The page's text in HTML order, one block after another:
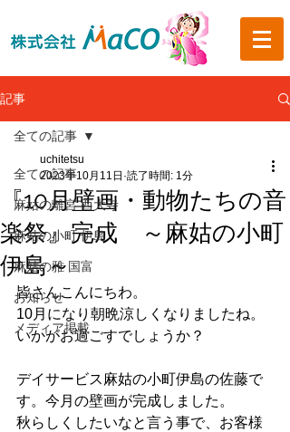
記事
全ての記事
麻姑の離宮 西大寺
麻姑の小町 伊島
麻姑の雅 国富
お知らせ
メディア掲載
全ての記事
『10月壁画・動物たちの音
楽祭』完成 ～麻姑の小町
伊島～
uchitetsu
2023年10月11日 読了時間: 1分
皆さんこんにちわ。
10月になり朝晩涼しくなりましたね。
いかがお過ごすでしょうか？
デイサービス麻姑の小町伊島の佐藤で
す。今月の壁画が完成しました。
秋らしくしたいなと言う事で、お客様